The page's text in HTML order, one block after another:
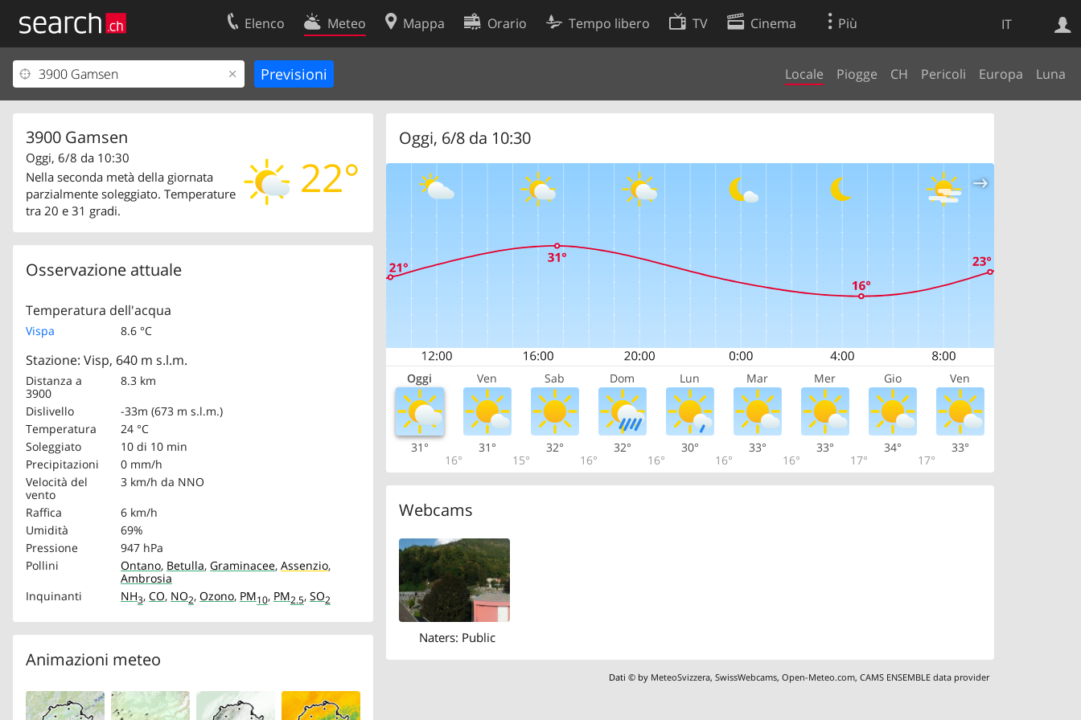
IT
Elenco Meteo Mappa Orario Tempo libero TV Cinema Più
Locale Piogge CH Pericoli Europa Luna
3900 Gamsen
22°
Oggi, 6/8 da 10:30
Nella seconda metà della giornata
parzialmente soleggiato. Temperature
tra 20 e 31 gradi.
Osservazione attuale
Temperatura dell'acqua
Vispa 8.6 °C
Stazione: Visp, 640 m s.l.m.
Distanza a
3900
8.3 km
Dislivello
-33m (673 m s.l.m.)
Temperatura
24 °C
Soleggiato
10 di 10 min
Precipitazioni
0 mm/h
Velocità del
vento
3 km/h da NNO
Raffica
6 km/h
Umidità
69%
Pressione
947 hPa
Pollini
Ontano, Betulla, Graminacee, Assenzio,
Ambrosia
Inquinanti
NH3, CO, NO2, Ozono, PM10, PM2.5, SO2
Animazioni meteo
Oggi, 6/8 da 10:30
Oggi Ven Sab Dom Lun Mar Mer Gio Ven
31°
16°
31°
15°
32°
16°
32°
16°
30°
16°
33°
16°
33°
17°
34°
17°
33°
Webcams
Naters: Public
Dati © by MeteoSvizzera,SwissWebcams,Open-Meteo.com,CAMS ENSEMBLE data provider
Ricerca Web
Il vostro profolio
Area clienti
Contatti
Condizioni d’uso
Preferenze cookie